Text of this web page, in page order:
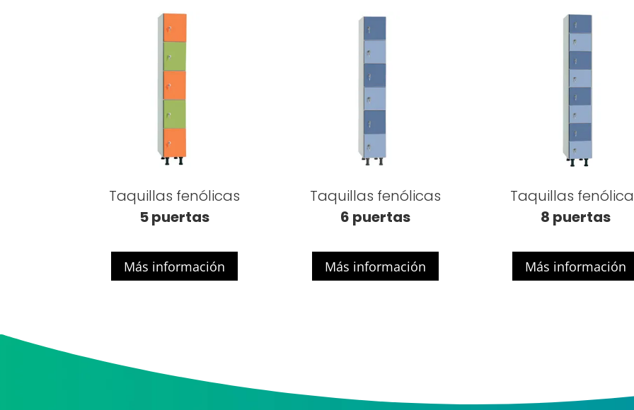
Taquillas fenólicas
5 puertas
Más información
Taquillas fenólicas
6 puertas
Más información
Taquillas
8 puertas
Más información